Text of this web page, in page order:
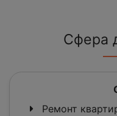
Сфера
Ремонт